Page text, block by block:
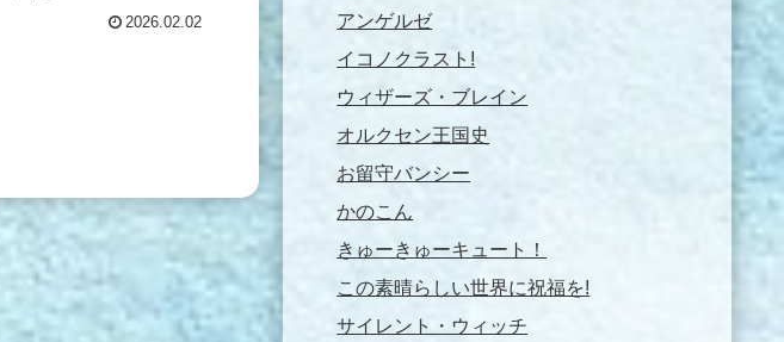
2026.02.02
アンゲルゼ
イコノクラスト!
ウィザーズ・ブレイン
オルクセン王国史
お留守バンシー
かのこん
きゅーきゅーキュート！
この素晴らしい世界に祝福を!
サイレント・ウィッチ